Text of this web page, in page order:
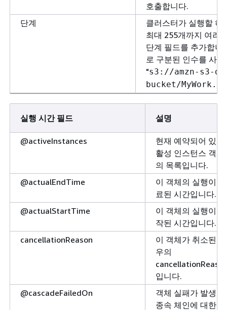
호출합니다.
단계
클러스터가 실행할 하
최대 255개까지 여러
단계 필드를 추가합니
로 구분된 인수를 사
"s3://amzn-s3-
bucket/
실행 시간 필드 설명
@activeInstances
현재 예약되어 있는
활성 인스턴스 객체
의 목록입니다.
@actualEndTime
이 객체의 실행이 완
료된 시간입니다.
@actualStartTime
이 객체의 실행이 시
작된 시간입니다.
cancellationReason
이 객체가 취소된 경
우의
입니다.
@cascadeFailedOn
객체 실패가 발생한
종속 체인에 대한 설